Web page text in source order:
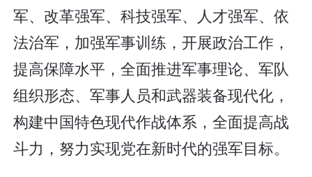
军、改革强军、科技强军、人才强军、依
法治军，加强军事训练，开展政治工作，
提高保障水平，全面推进军事理论、军队
组织形态、军事人员和武器装备现代化，
构建中国特色现代作战体系，全面提高战
斗力，努力实现党在新时代的强军目标。